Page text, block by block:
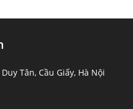
Tân, Cầu Giấy, Hà Nội